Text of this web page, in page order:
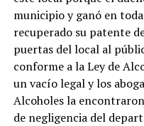
municipio y ganó en
recuperado su patente
puertas del local al
conforme a la Ley de
un vacío legal y los
Alcoholes la
de negligencia del